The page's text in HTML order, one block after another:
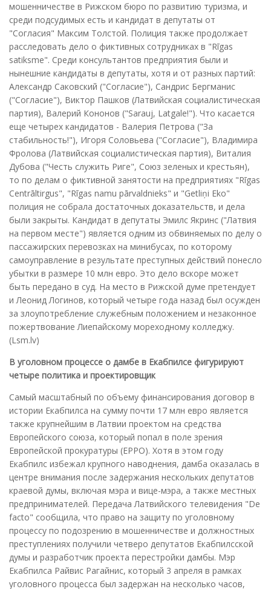
мошенничестве в Рижском бюро по развитию туризма, и
среди подсудимых есть и кандидат в депутаты от
"Согласия" Максим Толстой. Полиция также продолжает
расследовать дело о фиктивных сотрудниках в "Rīgas
satiksme". Среди консультантов предприятия были и
нынешние кандидаты в депутаты, хотя и от разных партий:
Александр Саковский ("Согласие"), Сандрис Бергманис
("Согласие"), Виктор Пашков (Латвийская социалистическая
партия), Валерий Кононов ("Sarauj, Latgale!"). Что касается
еще четырех кандидатов - Валерия Петрова ("За
стабильность!"), Игоря Соловьева ("Согласие"), Владимира
Фролова (Латвийская социалистическая партия), Виталия
Дубова ("Честь служить Риге", Союз зеленых и крестьян),
то по делам о фиктивной занятости на предприятиях "Rīgas
Centrāltirgus", "Rīgas namu pārvaldnieks" и "Getliņi Eko"
полиция не собрала достаточных доказательств, и дела
были закрыты. Кандидат в депутаты Эмилс Якринс ("Латвия
на первом месте") является одним из обвиняемых по делу о
пассажирских перевозках на минибусах, по которому
самоуправление в результате преступных действий понесло
убытки в размере 10 млн евро. Это дело вскоре может
быть передано в суд. На место в Рижской думе претендует
и Леонид Логинов, который четыре года назад был осужден
за злоупотребление служебным положением и незаконное
пожертвование Лиепайскому мореходному колледжу.
(Lsm.lv)
В уголовном процессе о дамбе в Екабпилсе фигурируют
четыре политика и проектировщик
Самый масштабный по объему финансирования договор в
истории Екабпилса на сумму почти 17 млн евро является
также крупнейшим в Латвии проектом на средства
Европейского союза, который попал в поле зрения
Европейской прокуратуры (EPPO). Хотя в этом году
Екабпилс избежал крупного наводнения, дамба оказалась в
центре внимания после задержания нескольких депутатов
краевой думы, включая мэра и вице-мэра, а также местных
предпринимателей. Передача Латвийского телевидения "De
facto" сообщила, что право на защиту по уголовному
процессу по подозрению в мошенничестве и должностных
преступлениях получили четверо депутатов Екабпилсской
думы и разработчик проекта перестройки дамбы. Мэр
Екабпилса Райвис Рагайнис, который 3 апреля в рамках
уголовного процесса был задержан на несколько часов,